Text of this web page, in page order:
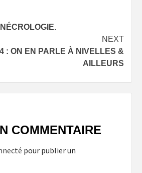
NEXT
: ON EN PARLE À NIVELLES &
AILLEURS
COMMENTAIRE
pour publier un